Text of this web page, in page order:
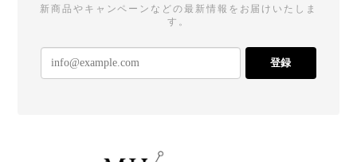
新商品やキャンペーンなどの最新情報をお届けいたしま
す。
登録